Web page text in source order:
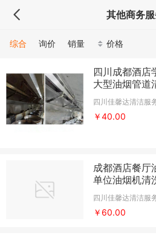
其他商务
综合 询价 销量 价格
四川成都酒店
大型油烟管道
四川佳馨达清洁服
￥40.00
成都酒店餐厅
单位油烟机清
四川佳馨达清洁服
￥60.00